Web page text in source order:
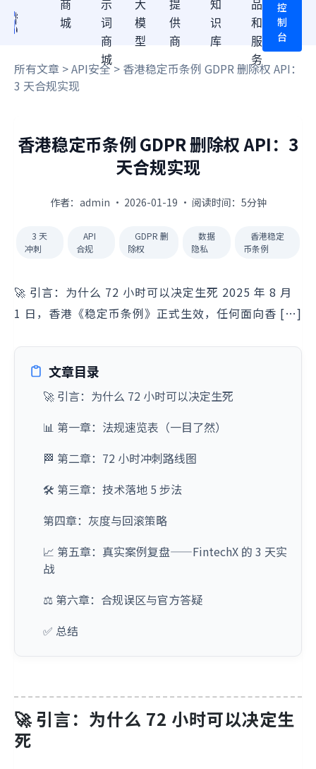
商
城
示
词
商
城
大
模
型
提
供
商
知
识
库
品
和
服
务
控
制
台
所有文章 >API安全> 香港稳定币条例 GDPR 删除权 API：
3 天合规实现
香港稳定币条例 GDPR 删除权 API：3
天合规实现
作者：admin · 2026-01-19 · 阅读时间：5分钟
3 天
冲刺
API
合规
GDPR 删
除权
数据
隐私
香港稳定
币条例
🚀 引言：为什么 72 小时可以决定生死 2025 年 8 月
1 日，香港《稳定币条例》正式生效，任何面向香 […]
文章目录
🚀 引言：为什么 72 小时可以决定生死
📊 第一章：法规速览表（一目了然）
🏁 第二章：72 小时冲刺路线图
🛠️ 第三章：技术落地 5 步法
第四章：灰度与回滚策略
📈 第五章：真实案例复盘——FintechX 的 3 天实
战
⚖️ 第六章：合规误区与官方答疑
✅ 总结
🚀 引言：为什么 72 小时可以决定生
死